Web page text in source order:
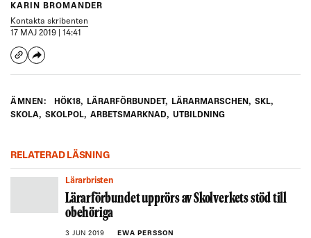
KARIN BROMANDER
Kontakta skribenten
17 MAJ 2019 | 14:41
ÄMNEN: HÖK18, LÄRARFÖRBUNDET, LÄRARMARSCHEN, SKL,
SKOLA, SKOLPOL, ARBETSMARKNAD, UTBILDNING
RELATERAD LÄSNING
Lärarbristen
Lärarförbundet upprörs av Skolverkets stöd till
obehöriga
3 JUN 2019 EWA PERSSON